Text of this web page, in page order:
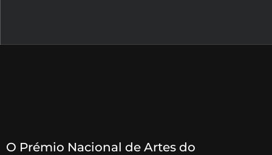
O Prémio Nacional de Artes do